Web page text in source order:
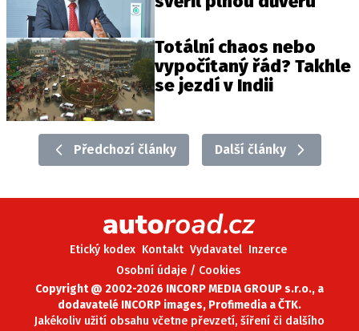
Totální chaos nebo
vypočítaný řád? Takhle
se jezdí v Indii
Předchozí články Další články
Etický kodex Kontakt Vydavatel Inzerce
Osobní údaje / Cookies
Copyright @ 2002-2026 INCORP MEDIA GROUP s.r.o., a
dodavatelé INCORP images, Profimedia a ČTK.
Jakékoliv užití obsahu včetne převzetí, šíření či dalšího